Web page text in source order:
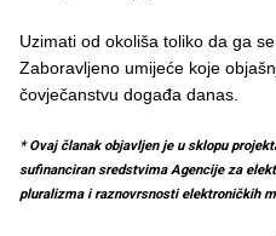
Uzimati od okoliša toliko da ga
Zaboravljeno umijeće koje
čovječanstvu događa danas.
* Ovaj članak objavljen je u sklopu
sufinanciran sredstvima Agencije za
pluralizma i raznovrsnosti elektroničkih